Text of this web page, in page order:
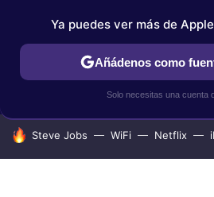
IPHONE TUTORIALES
HOY SE HABLA DE
Steve Jobs WiFi Netflix
Ya puedes ver más de
Añádenos como
Solo necesitas una cuenta